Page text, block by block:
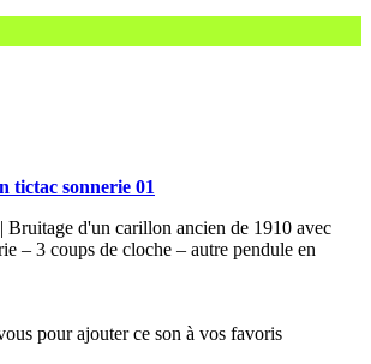
tictac sonnerie 01
Bruitage d'un carillon ancien de 1910 avec
– 3 coups de cloche – autre pendule en